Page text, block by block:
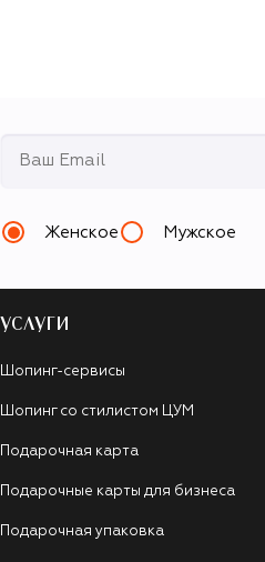
Женское Мужское
УСЛУГИ
Шопинг-сервисы
Шопинг со стилистом ЦУМ
Подарочная карта
Подарочные карты для бизнеса
Подарочная упаковка